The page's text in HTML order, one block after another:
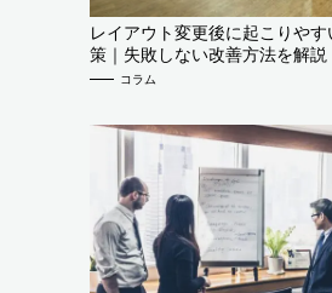
レイアウト変更後に起こりや
策｜失敗しない改善方法を解説
コラム